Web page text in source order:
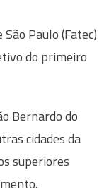
Paulo (Fatec)
do primeiro
Bernardo do
cidades da
superiores